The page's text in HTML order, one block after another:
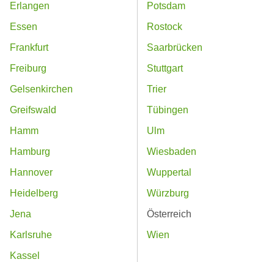
Erlangen
Essen
Frankfurt
Freiburg
Gelsenkirchen
Greifswald
Hamm
Hamburg
Hannover
Heidelberg
Jena
Karlsruhe
Kassel
Potsdam
Rostock
Saarbrücken
Stuttgart
Trier
Tübingen
Ulm
Wiesbaden
Wuppertal
Würzburg
Österreich
Wien